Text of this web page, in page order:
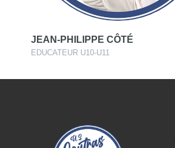
JEAN-PHILIPPE CÔTÉ
EDUCATEUR U10-U11